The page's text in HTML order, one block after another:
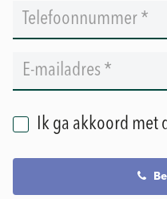
Ik ga akkoord met